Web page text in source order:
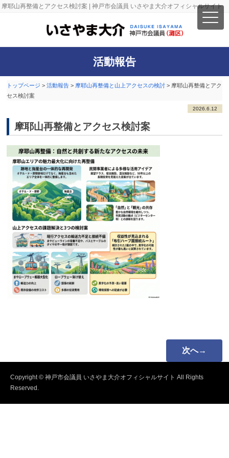
摩耶山再整備とアクセス検討案 | 神戸市会議員 いさやま大介オフィシャルサイト
活動報告
トップページ >活動報告 > 摩耶山再整備と山上アクセスの検討 > 摩耶山再整備とアク
セス検討案
2026.6.12
摩耶山再整備とアクセス検討案
次へ→
Copyright © 神戸市会議員 いさやま大介オフィシャルサイト All Rights
Reserved.